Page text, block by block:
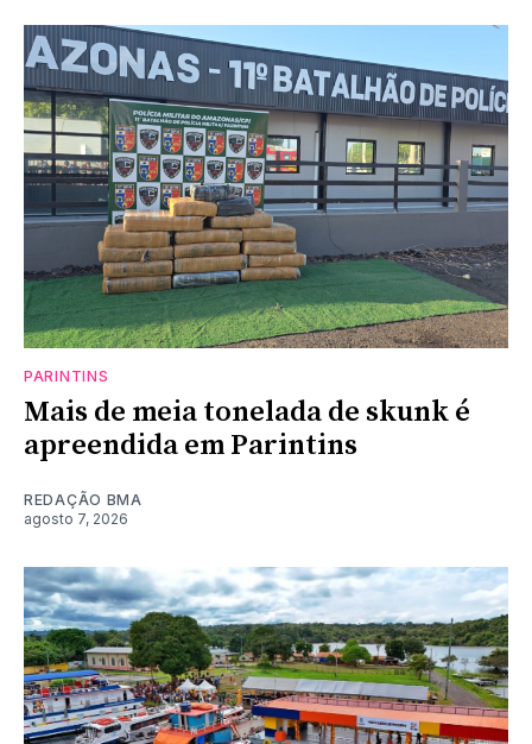
PARINTINS
Mais de meia tonelada de skunk é
apreendida em Parintins
REDAÇÃO BMA
agosto 7, 2026